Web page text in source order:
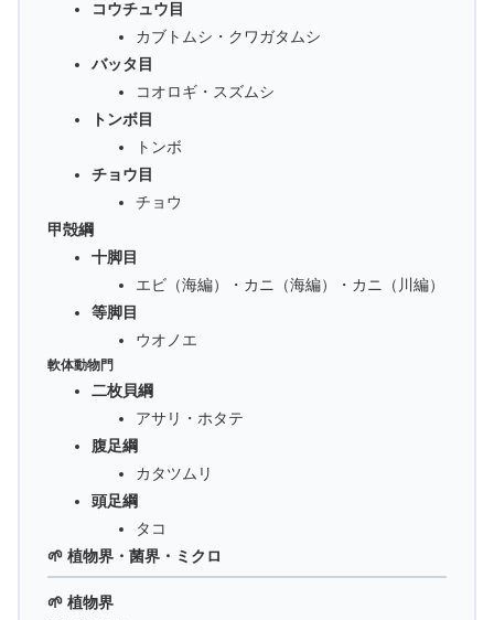
コウチュウ目
カブトムシ・クワガタムシ
バッタ目
コオロギ・スズムシ
トンボ目
トンボ
チョウ目
チョウ
甲殻綱
十脚目
エビ（海編）・カニ（海編）・カニ（川編）
等脚目
ウオノエ
軟体動物門
二枚貝綱
アサリ・ホタテ
腹足綱
カタツムリ
頭足綱
タコ
🌱 植物界・菌界・ミクロ
🌱 植物界